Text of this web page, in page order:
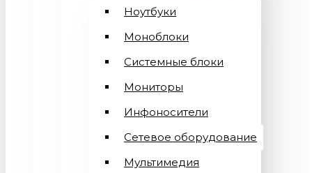
Ноутбуки
Моноблоки
Системные блоки
Мониторы
Инфоносители
Сетевое оборудование
Мультимедия